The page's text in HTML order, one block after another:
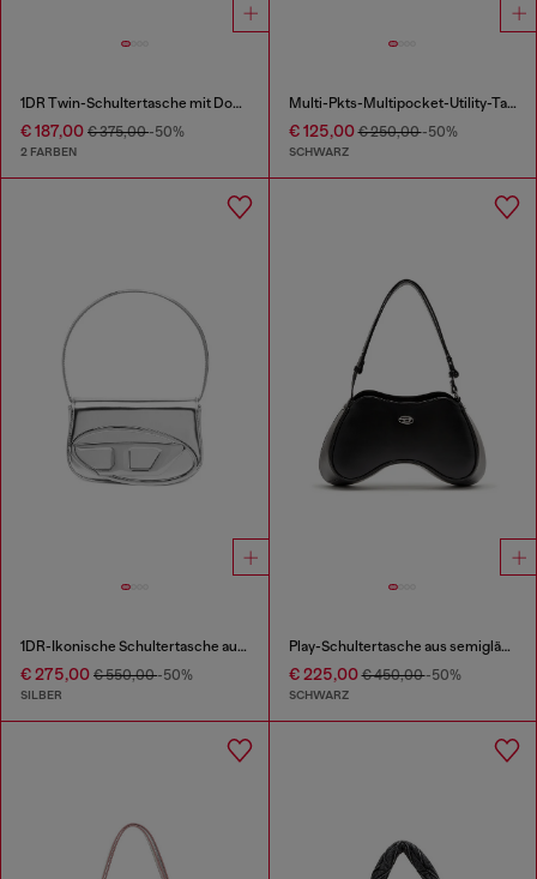
1DR Twin-Schultertasche mit Doppelbeutel aus bedrucktem Leder
€ 187,00 € 375,00-50%
2 FARBEN
Multi-Pkts-Multipocket-Utility-Tasche
€ 125,00€ 250,00-50%
SCHWARZ
1DR-Ikonische Schultertasche aus Spiegel-Leder
€ 275,00 € 550,00-50%
SILBER
Play-Schultertasche aus semiglänzendem Leder
€ 225,00€ 450,00-50%
SCHWARZ